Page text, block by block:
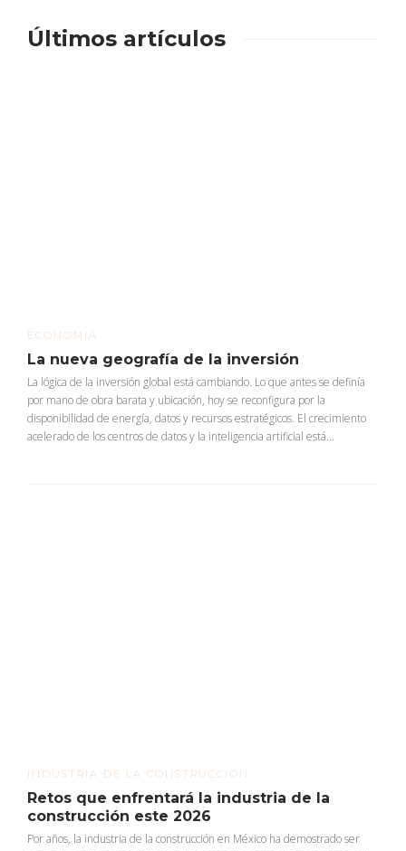
Últimos artículos
ECONOMIA
La nueva geografía de la inversión
La lógica de la inversión global está cambiando. Lo que antes se definía
por mano de obra barata y ubicación, hoy se reconfigura por la
disponibilidad de energía, datos y recursos estratégicos. El crecimiento
acelerado de los centros de datos y la inteligencia artificial está...
INDUSTRIA DE LA CONSTRUCCIÓN
Retos que enfrentará la industria de la
construcción este 2026
Por años, la industria de la construcción en México ha demostrado ser